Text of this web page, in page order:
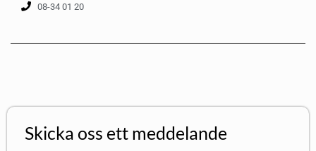
08-34 01 20
Skicka oss ett meddelande